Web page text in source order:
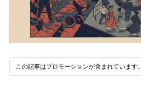
この記事はプロモーションが含まれています。